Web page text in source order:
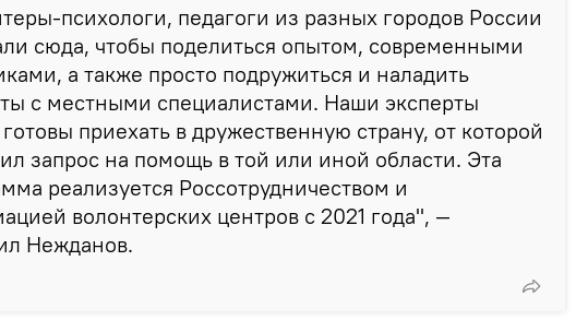
психологи, педагоги из разных городов России
сюда, чтобы поделиться опытом, современными
а также просто подружиться и наладить
с местными специалистами. Наши эксперты
готовы приехать в дружественную страну, от которой
запрос на помощь в той или иной области. Эта
реализуется Россотрудничеством и
волонтерских центров с 2021 года", —
Нежданов.